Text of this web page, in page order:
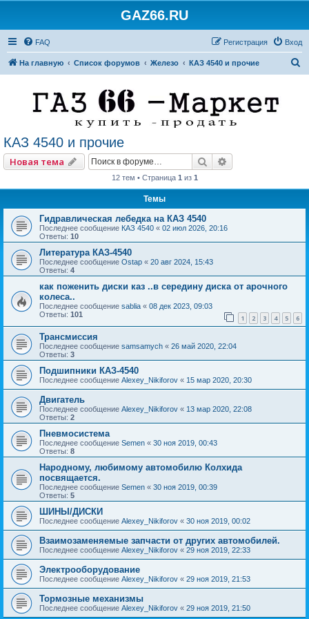
GAZ66.RU
FAQ Вход
Регистрация
На главную Список форумов Железо КАЗ 4540 и прочие
КАЗ 4540 и прочие
Новая тема Поиск
12 тем • Страница 1 из 1
Темы
Гидравлическая лебедка на КАЗ 4540
Последнее сообщение КАЗ 4540 « 02 июл 2026, 20:16
Ответы: 10
Литература КАЗ-4540
Последнее сообщение Ostap « 20 авг 2024, 15:43
Ответы: 4
как поженить диски каз ..в середину диска от арочного
колеса..
Последнее сообщение sablia « 08 дек 2023, 09:03
Ответы: 101 1 2 3 4 5 6
Трансмиссия
Последнее сообщение samsamych « 26 май 2020, 22:04
Ответы: 3
Подшипники КАЗ-4540
Последнее сообщение Alexey_Nikiforov « 15 мар 2020, 20:30
Двигатель
Последнее сообщение Alexey_Nikiforov « 13 мар 2020, 22:08
Ответы: 2
Пневмосистема
Последнее сообщение Semen « 30 ноя 2019, 00:43
Ответы: 8
Народному, любимому автомобилю Колхида
посвящается.
Последнее сообщение Semen « 30 ноя 2019, 00:39
Ответы: 5
ШИНЫ/ДИСКИ
Последнее сообщение Alexey_Nikiforov « 30 ноя 2019, 00:02
Взаимозаменяемые запчасти от других автомобилей.
Последнее сообщение Alexey_Nikiforov « 29 ноя 2019, 22:33
Электрооборудование
Последнее сообщение Alexey_Nikiforov « 29 ноя 2019, 21:53
Тормозные механизмы
Последнее сообщение Alexey_Nikiforov « 29 ноя 2019, 21:50